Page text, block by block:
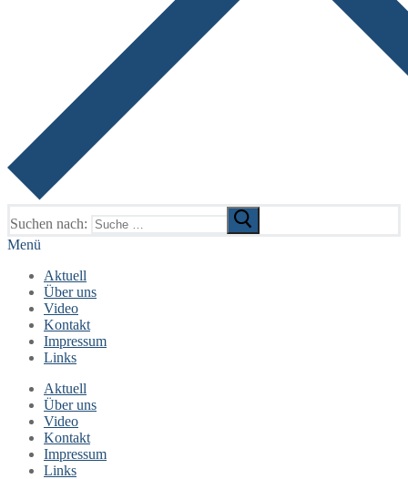
Suchen nach:
Menü
Aktuell
Über uns
Video
Kontakt
Impressum
Links
Aktuell
Über uns
Video
Kontakt
Impressum
Links